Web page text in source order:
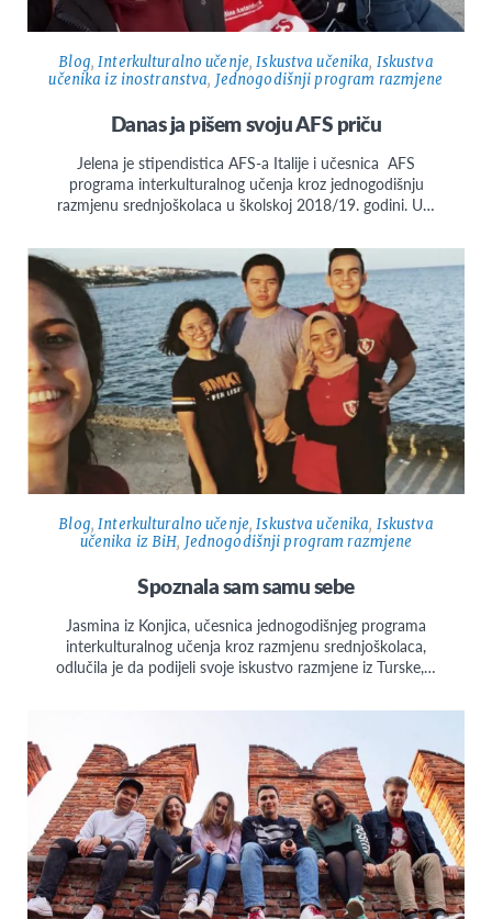
Blog,Interkulturalno učenje,Iskustva učenika, Iskustva
učenika iz inostranstva, Jednogodišnji program razmjene
Danas ja pišem svoju AFS priču
Jelena je stipendistica AFS-a Italije i učesnica AFS
programa interkulturalnog učenja kroz jednogodišnju
razmjenu srednjoškolaca u školskoj 2018/19. godini. U…
Blog,Interkulturalno učenje,Iskustva učenika, Iskustva
učenika iz BiH, Jednogodišnji program razmjene
Spoznala sam samu sebe
Jasmina iz Konjica, učesnica jednogodišnjeg programa
interkulturalnog učenja kroz razmjenu srednjoškolaca,
odlučila je da podijeli svoje iskustvo razmjene iz Turske,…